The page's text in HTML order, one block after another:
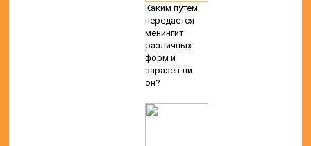
Каким путем
передается
менингит
различных
форм и
заразен ли
он?